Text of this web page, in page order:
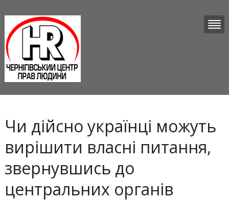
Чи дійсно українці можуть
вирішити власні питання,
звернувшись до
центральних органів